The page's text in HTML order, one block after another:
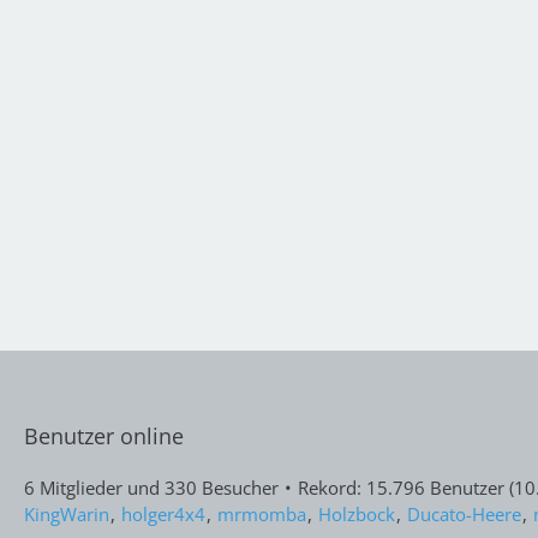
Benutzer online
6 Mitglieder und 330 Besucher Rekord: 15.796 Benutzer (
KingWarin holger4x4 mrmomba Holzbock Ducato-Heere